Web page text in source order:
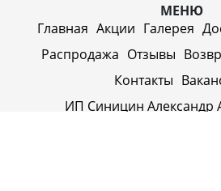
МЕНЮ
Главная Акции Галерея
Распродажа Отзывы
Контакты
ИП Синицин Александр